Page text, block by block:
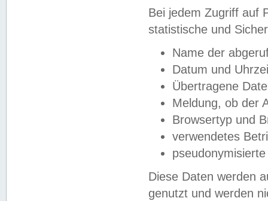
Bei jedem Zugriff auf
statistische und
Name der
Datum und
Übertragene
Meldung, ob der
Browsertyp und
verwendetes
Diese Daten werden
genutzt und werden